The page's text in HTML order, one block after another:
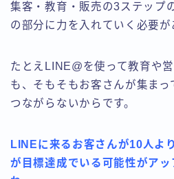
集客・教育・販売の3ステップ
の部分に力を入れていく必要が
たとえLINE@を使って教育や
も、そもそもお客さんが集ま
つながらないからです。
LINEに来るお客さんが10人よ
が目標達成でいる可能性がア